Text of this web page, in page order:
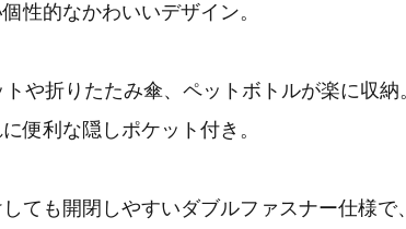
性的なかわいいデザイン。
や折りたたみ傘、ペットボトルが楽に収納
便利な隠しポケット付き。
ても開閉しやすいダブルファスナー仕様で